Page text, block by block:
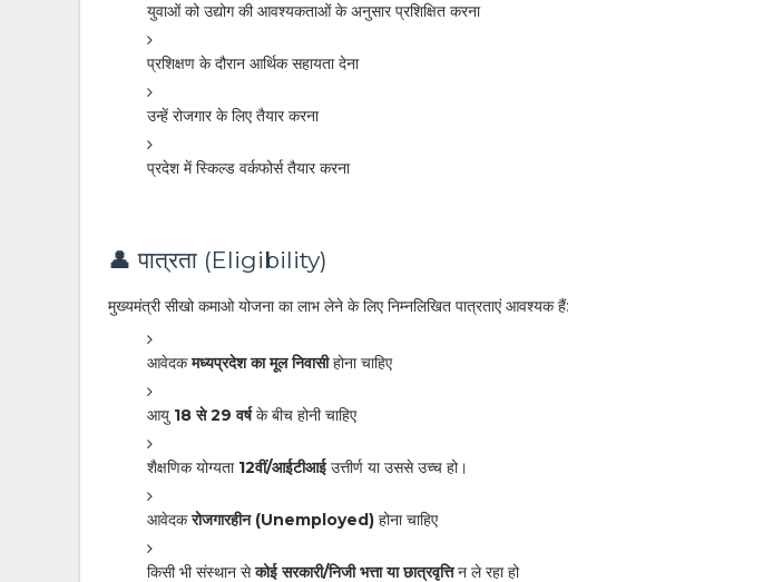
युवाओं को उद्योग की आवश्यकताओं के अनुसार प्रशिक्षित करना
प्रशिक्षण के दौरान आर्थिक सहायता देना
उन्हें रोजगार के लिए तैयार करना
प्रदेश में स्किल्ड वर्कफोर्स तैयार करना
👤 पात्रता (Eligibility)
मुख्यमंत्री सीखो कमाओ योजना का लाभ लेने के लिए निम्नलिखित पात्रताएं आवश्यक हैं:
आवेदकमध्यप्रदेश का मूल निवासीहोना चाहिए
आयु 18 से 29 वर्षके बीच होनी चाहिए
शैक्षणिक योग्यता 12वीं/आईटीआईउत्तीर्ण या उससे उच्च हो।
आवेदकरोजगारहीन (Unemployed) होना चाहिए
किसी भी संस्थान सेकोई सरकारी/निजी भत्ता या छात्रवृत्तिन ले रहा हो